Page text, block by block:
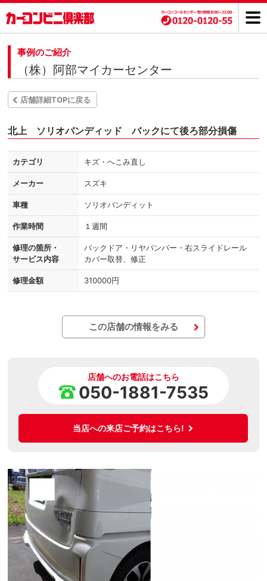
事例のご紹介
（株）阿部マイカーセンター
店舗詳細TOPに戻る
北上 ソリオバンディッド バックにて後ろ部分損傷
カテゴリ キズ・へこみ直し
メーカー スズキ
車種 ソリオバンディット
作業時間 １週間
修理の箇所・
サービス内容
バックドア・リヤバンパー・右スライドレール
カバー取替、修正
修理金額 310000円
この店舗の情報をみる
店舗へのお電話はこちら
050-1881-7535
当店への来店ご予約はこちら!